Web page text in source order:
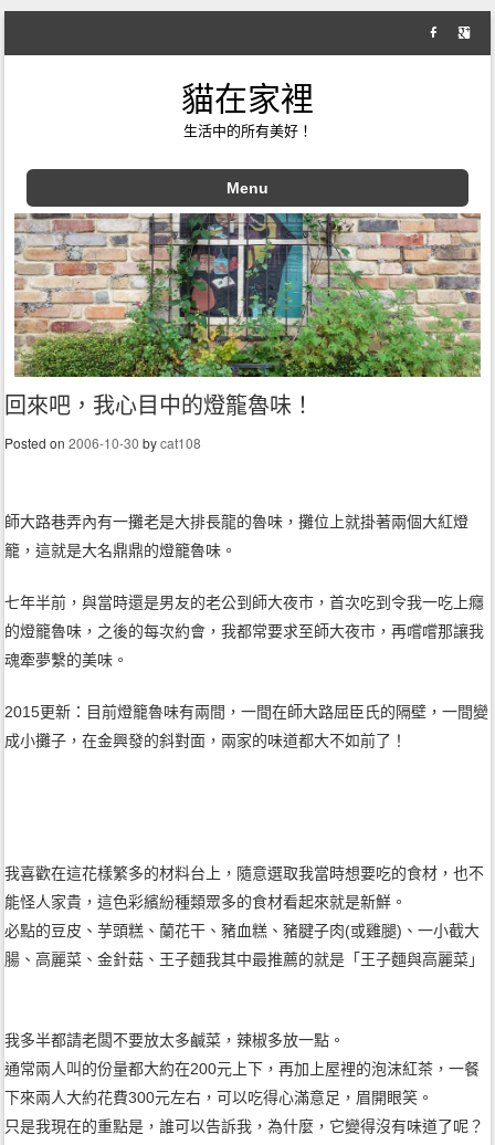
貓在家裡
生活中的所有美好！
Menu
Skip to content
回來吧，我心目中的燈籠魯味！
Posted on2006-10-30 bycat108
師大路巷弄內有一攤老是大排長龍的魯味，攤位上就掛著兩個大紅燈
籠，這就是大名鼎鼎的燈籠魯味。
七年半前，與當時還是男友的老公到師大夜市，首次吃到令我一吃上癮
的燈籠魯味，之後的每次約會，我都常要求至師大夜市，再嚐嚐那讓我
魂牽夢繫的美味。
2015更新：目前燈籠魯味有兩間，一間在師大路屈臣氏的隔壁，一間變
成小攤子，在金興發的斜對面，兩家的味道都大不如前了！
我喜歡在這花樣繁多的材料台上，隨意選取我當時想要吃的食材，也不
能怪人家貴，這色彩繽紛種類眾多的食材看起來就是新鮮。
必點的豆皮、芋頭糕、蘭花干、豬血糕、豬腱子肉(或雞腿)、一小截大
腸、高麗菜、金針菇、王子麵我其中最推薦的就是「王子麵與高麗菜」
我多半都請老闆不要放太多鹹菜，辣椒多放一點。
通常兩人叫的份量都大約在200元上下，再加上屋裡的泡沫紅茶，一餐
下來兩人大約花費300元左右，可以吃得心滿意足，眉開眼笑。
只是我現在的重點是，誰可以告訴我，為什麼，它變得沒有味道了呢？